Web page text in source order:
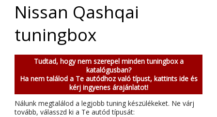
Nissan Qashqai
tuningbox
Tudtad, hogy nem szerepel minden tuningbox a
katalógusban?
Ha nem találod a Te autódhoz való típust, kattints ide és
kérj ingyenes árajánlatot!
Nálunk megtalálod a legjobb tuning készülékeket. Ne várj
tovább, válasszd ki a Te autód típusát: